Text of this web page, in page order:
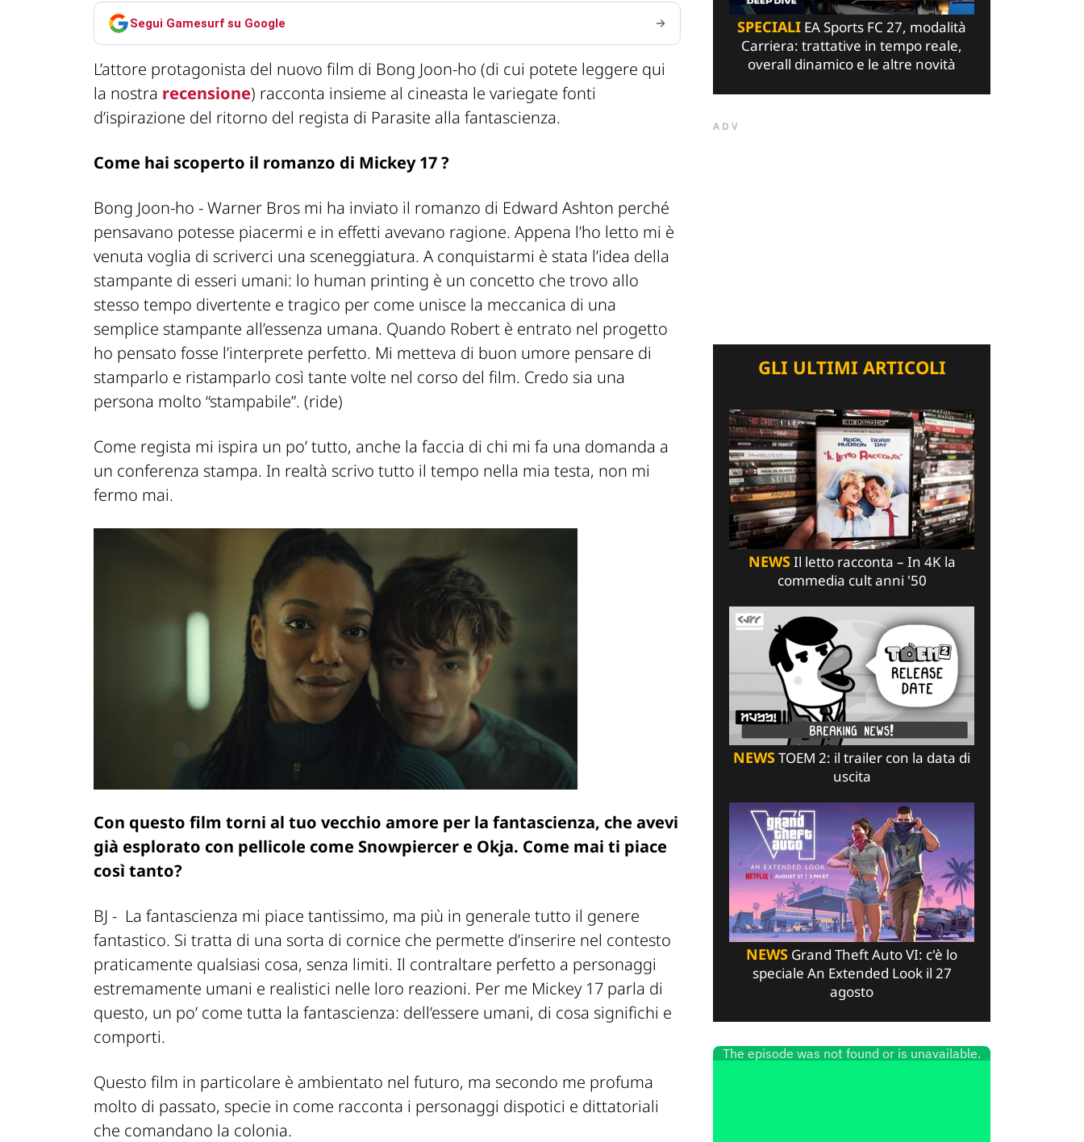
Segui Gamesurf su Google
L’attore protagonista del nuovo film di Bong Joon-ho (di cui potete leggere qui
la nostra recensione) racconta insieme al cineasta le variegate fonti
d’ispirazione del ritorno del regista di Parasite alla fantascienza.
Come hai scoperto il romanzo di Mickey 17 ?
Bong Joon-ho -Warner Bros mi ha inviato il romanzo di Edward Ashton perché
pensavano potesse piacermi e in effetti avevano ragione. Appena l’ho letto mi è
venuta voglia di scriverci una sceneggiatura. A conquistarmi è stata l’idea della
stampante di esseri umani: lo human printing è un concetto che trovo allo
stesso tempo divertente e tragico per come unisce la meccanica di una
semplice stampante all’essenza umana. Quando Robert è entrato nel progetto
ho pensato fosse l’interprete perfetto. Mi metteva di buon umore pensare di
stamparlo e ristamparlo così tante volte nel corso del film. Credo sia una
persona molto “stampabile”. (ride)
Come regista mi ispira un po’ tutto, anche la faccia di chi mi fa una domanda a
un conferenza stampa. In realtà scrivo tutto il tempo nella mia testa, non mi
fermo mai.
Con questo film torni al tuo vecchio amore per la fantascienza, che avevi
già esplorato con pellicole come Snowpiercer e Okja. Come mai ti piace
così tanto?
BJ - La fantascienza mi piace tantissimo, ma più in generale tutto il genere
fantastico. Si tratta di una sorta di cornice che permette d’inserire nel contesto
praticamente qualsiasi cosa, senza limiti. Il contraltare perfetto a personaggi
estremamente umani e realistici nelle loro reazioni. Per me Mickey 17 parla di
questo, un po’ come tutta la fantascienza: dell’essere umani, di cosa significhi e
comporti.
Questo film in particolare è ambientato nel futuro, ma secondo me profuma
molto di passato, specie in come racconta i personaggi dispotici e dittatoriali
che comandano la colonia.
SPECIALI EA Sports FC 27, modalità
Carriera: trattative in tempo reale,
overall dinamico e le altre novità
ADV
GLI ULTIMI ARTICOLI
NEWSIl letto racconta – In 4K la
commedia cult anni '50
NEWSTOEM 2: il trailer con la data di
uscita
NEWS Grand Theft Auto VI: c'è lo
speciale An Extended Look il 27
agosto